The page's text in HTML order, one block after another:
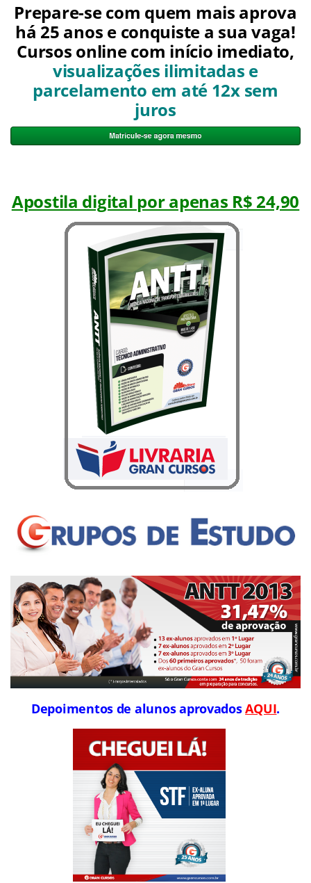
Prepare-se com quem mais aprova
há 25 anos e conquiste a sua vaga!
Cursos online com início imediato,
visualizações ilimitadas e
parcelamento em até 12x sem
juros
Apostila digital por apenas R$ 24,90
Depoimentos de alunos aprovadosAQUI.